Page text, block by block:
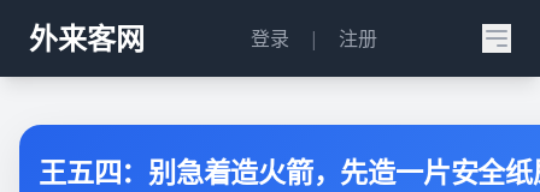
外来客网 登录 | 注册
王五四：别急着造火箭，先造一片安全